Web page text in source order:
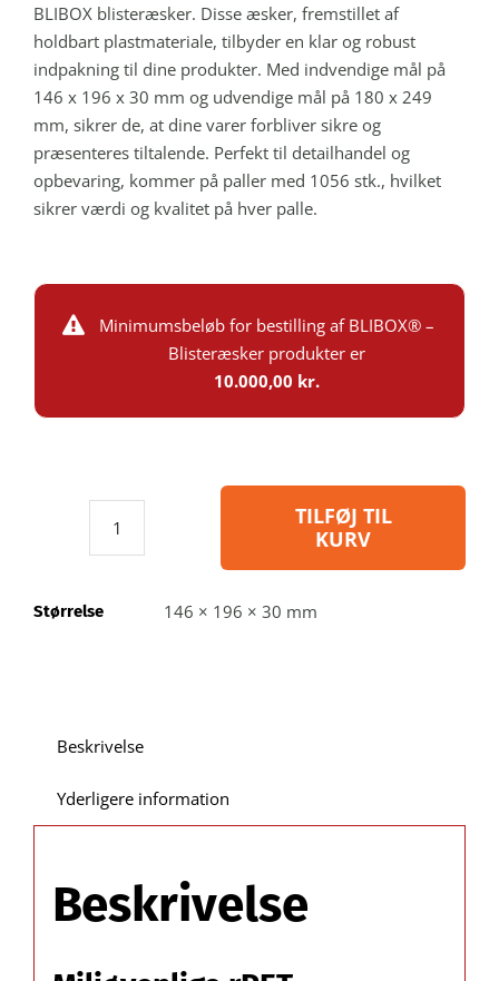
BLIBOX blisteræsker. Disse æsker, fremstillet af
holdbart plastmateriale, tilbyder en klar og robust
indpakning til dine produkter. Med indvendige mål på
146 x 196 x 30 mm og udvendige mål på 180 x 249
mm, sikrer de, at dine varer forbliver sikre og
præsenteres tiltalende. Perfekt til detailhandel og
opbevaring, kommer på paller med 1056 stk., hvilket
sikrer værdi og kvalitet på hver palle.
Minimumsbeløb for bestilling af BLIBOX® –
Blisteræsker produkter er
10.000,00 kr.
Blibox071
146 B:
Udvendig
mål
TILFØJ TIL
KURV
Størrelse 146 × 196 × 30 mm
Beskrivelse
Yderligere information
Beskrivelse